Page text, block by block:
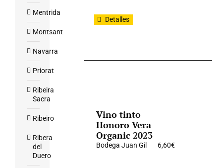
Detalles
Vino tinto
Honoro Vera
Organic 2023
Bodega Juan Gil 6,60€
Mentrida
Montsant
Navarra
Priorat
Ribeira
Sacra
Ribeiro
Ribera
del
Duero